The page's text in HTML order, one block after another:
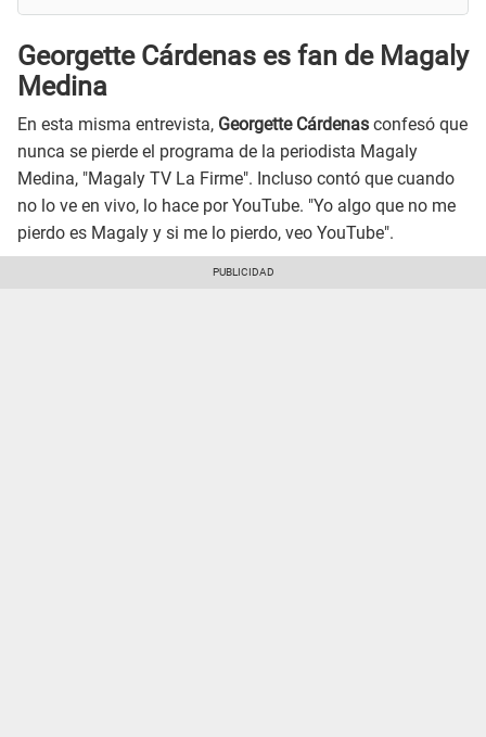
Georgette Cárdenas es fan de Magaly
Medina
En esta misma entrevista, Georgette Cárdenas confesó que
nunca se pierde el programa de la periodista Magaly
Medina, "Magaly TV La Firme". Incluso contó que cuando
no lo ve en vivo, lo hace por YouTube. "Yo algo que no me
pierdo es Magaly y si me lo pierdo, veo YouTube".